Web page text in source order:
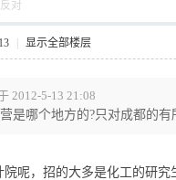
反对
显示全部楼层
2012-5-13 21:08
是哪个地方的?只对成都的有
呢，招的大多是化工的研